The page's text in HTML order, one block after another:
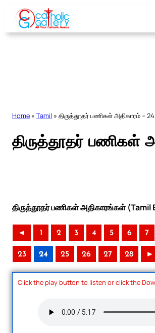
Skip
content
Home » Tamil » திருத்தூதர் பணிகள் அதிகாரம் – 24
திருத்தூதர் பணிகள்
திருத்தூதர் பணிகள் அதிகாரங்கள் (Tamil
◄ 1 2 3 4 5 6 7
23 24 25 26 27 28 ►
Click the play button to listen or click the